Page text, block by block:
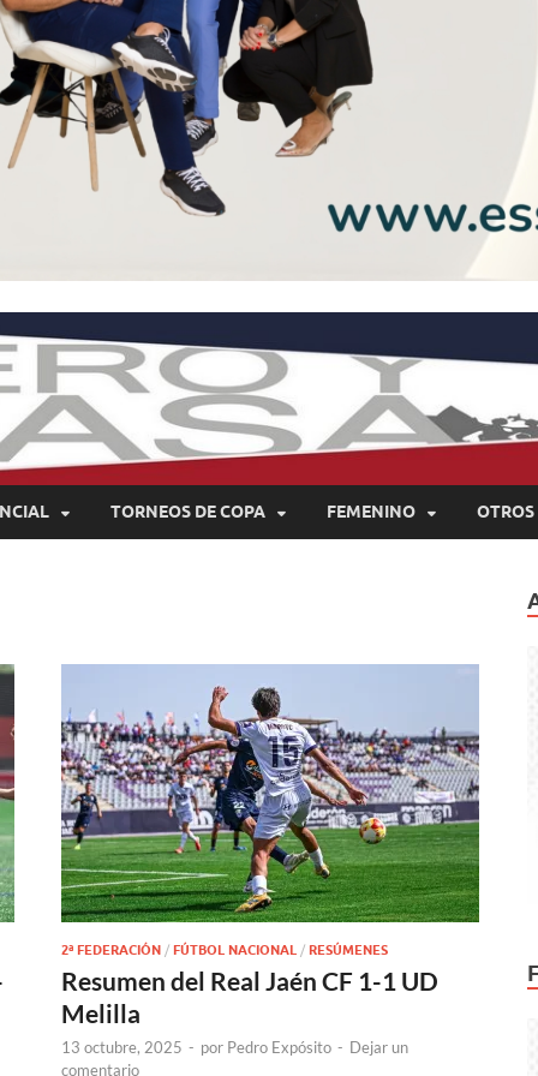
TORNEOS DE COPA FEMENINO OTROS
2ª FEDERACIÓN / FÚTBOL NACIONAL / RESÚMENES
Resumen del Real Jaén CF 1-1 UD
Melilla
13 octubre, 2025 - por Pedro Expósito - Dejar un
comentario